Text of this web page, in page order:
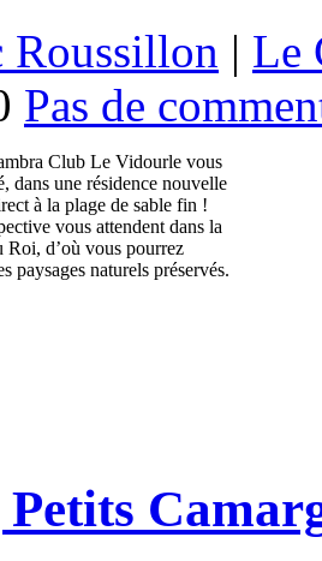
Roussillon | Le
Pas de
Club Le Vidourle vous
dans une résidence nouvelle
à la plage de sable fin !
vous attendent dans la
d’où vous pourrez
paysages naturels préservés.